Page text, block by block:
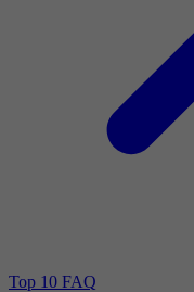
Top 10 FAQ